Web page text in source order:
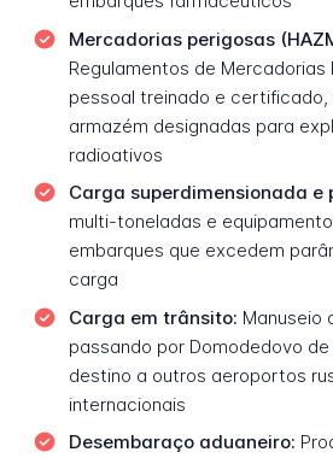
Mercadorias perigosas
Regulamentos de Mercadorias
pessoal treinado e certificado,
armazém designadas para
radioativos
Carga superdimensionada e
multi-toneladas e
embarques que excedem
carga
Carga em trânsito: Manuseio
passando por Domodedovo
destino a outros aeroportos
internacionais
Desembaraço aduaneiro: